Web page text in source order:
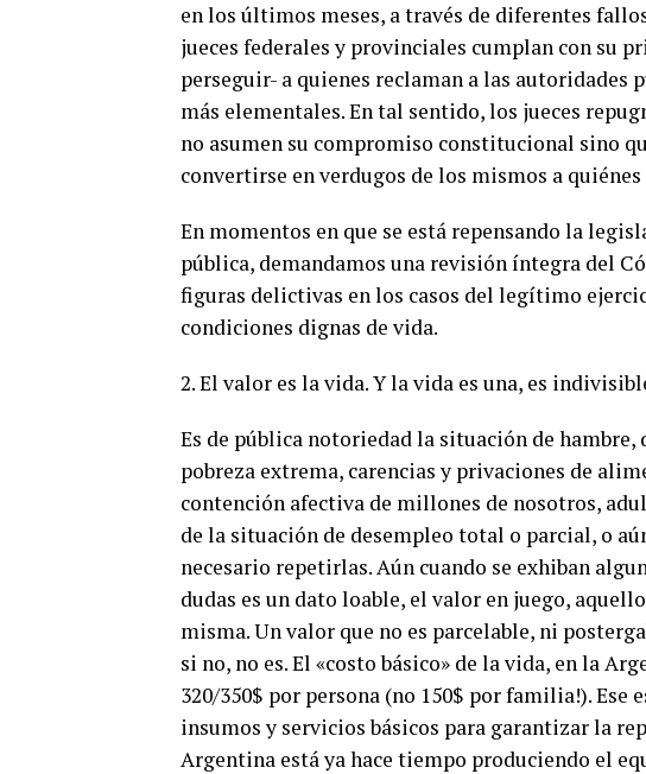
en los últimos meses, a través de diferentes
jueces federales y provinciales cumplan con su
perseguir- a quienes reclaman a las autoridades
más elementales. En tal sentido, los jueces
no asumen su compromiso constitucional sino
convertirse en verdugos de los mismos a quiénes
En momentos en que se está repensando la
pública, demandamos una revisión íntegra del
figuras delictivas en los casos del legítimo
condiciones dignas de vida.
2. El valor es la vida. Y la vida es una, es
Es de pública notoriedad la situación de
pobreza extrema, carencias y privaciones de
contención afectiva de millones de nosotros,
de la situación de desempleo total o parcial, o
necesario repetirlas. Aún cuando se exhiban
dudas es un dato loable, el valor en juego,
misma. Un valor que no es parcelable, ni
si no, no es. El «costo básico» de la vida, en la
320/350$ por persona (no 150$ por familia!). Ese
insumos y servicios básicos para garantizar la
Argentina está ya hace tiempo produciendo el